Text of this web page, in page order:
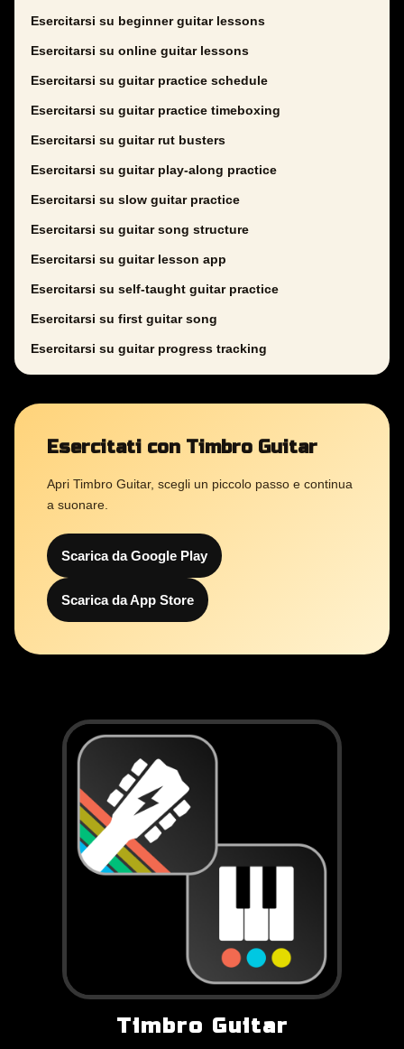
Esercitarsi su beginner guitar lessons
Esercitarsi su online guitar lessons
Esercitarsi su guitar practice schedule
Esercitarsi su guitar practice timeboxing
Esercitarsi su guitar rut busters
Esercitarsi su guitar play-along practice
Esercitarsi su slow guitar practice
Esercitarsi su guitar song structure
Esercitarsi su guitar lesson app
Esercitarsi su self-taught guitar practice
Esercitarsi su first guitar song
Esercitarsi su guitar progress tracking
Esercitati con Timbro Guitar
Apri Timbro Guitar, scegli un piccolo passo e continua
a suonare.
Scarica da Google Play
Scarica da App Store
Timbro Guitar